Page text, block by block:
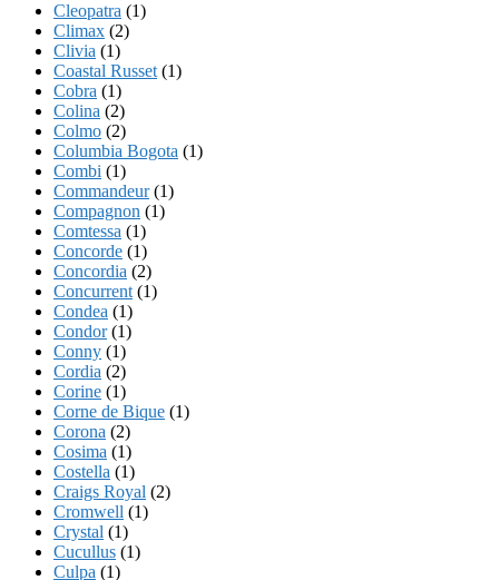
Cleopatra (1)
Climax (2)
Clivia (1)
Coastal Russet (1)
Cobra (1)
Colina (2)
Colmo (2)
Columbia Bogota (1)
Combi (1)
Commandeur(1)
Compagnon (1)
Comtessa (1)
Concorde (1)
Concordia (2)
Concurrent (1)
Condea (1)
Condor(1)
Conny (1)
Cordia (2)
Corine (1)
Corne de Bique (1)
Corona (2)
Cosima (1)
Costella (1)
Craigs Royal (2)
Cromwell (1)
Crystal (1)
Cucullus (1)
Culpa (1)